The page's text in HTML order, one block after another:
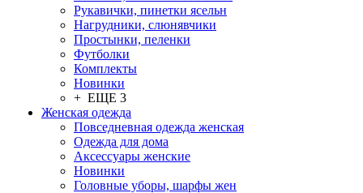
Рукавички, пинетки ясельн
Нагрудники, слюнявчики
Простынки, пеленки
Футболки
Комплекты
Новинки
+ ЕЩЕ 3
Женская одежда
Повседневная одежда женская
Одежда для дома
Аксессуары женские
Новинки
Головные уборы, шарфы жен